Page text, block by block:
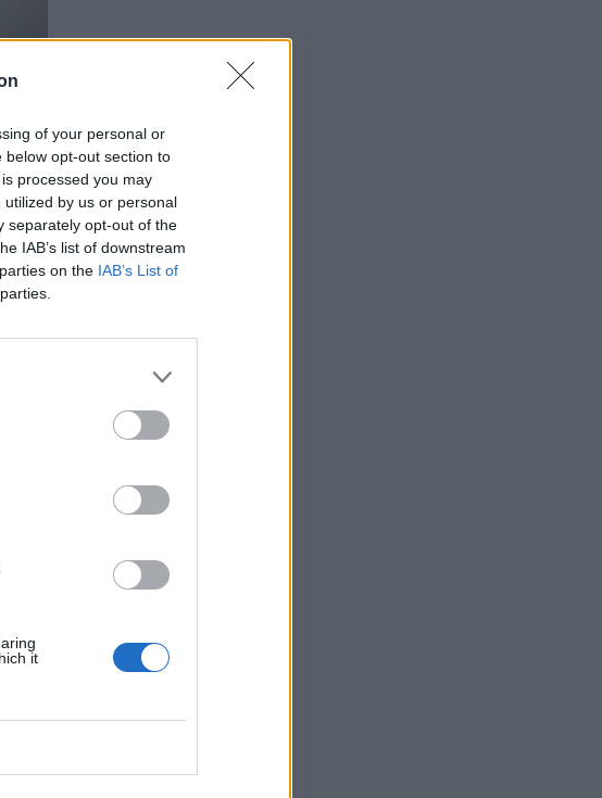
of your personal or
opt-out section to
processed you may
by us or personal
separately opt-out of the
IAB’s list of downstream
on the IAB’s List of
it